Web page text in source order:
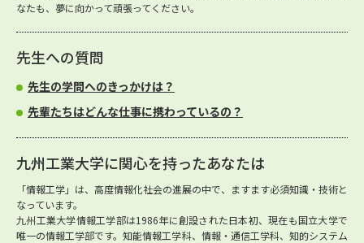
なたも、夢に向かって頑張ってください。
先生への質問
先生の学問へのきっかけは？
先輩たちはどんな仕事に携わっているの？
九州工業大学に関心を持ったあなたは
「情報工学」は、高度情報化社会の進展の中で、ますます必須知識・技術と
なっています。
九州工業大学情報工学部は1986年に創設された日本初、現在も国立大学で
唯一の情報工学部です。知能情報工学科、情報・通信工学科、知的システム